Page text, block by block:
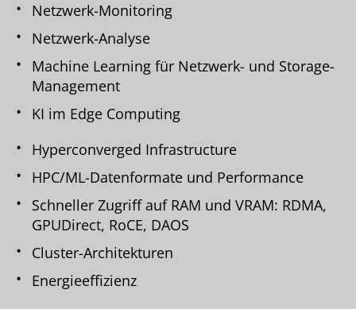
Netzwerk-Monitoring
Netzwerk-Analyse
Machine Learning für Netzwerk- und Storage-
Management
KI im Edge Computing
Hyperconverged Infrastructure
HPC/ML-Datenformate und Performance
Schneller Zugriff auf RAM und VRAM: RDMA,
GPUDirect, RoCE, DAOS
Cluster-Architekturen
Energieeffizienz